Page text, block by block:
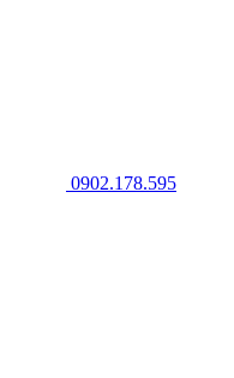
0902.178.595